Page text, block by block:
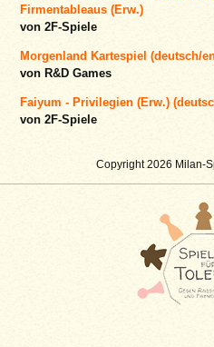
Copyright 2026 Milan-
Firmentableaus (Erw.)
von 2F-Spiele
Morgenland Kartespiel (deutsch/
von R&D Games
Faiyum - Privilegien (Erw.)
von 2F-Spiele